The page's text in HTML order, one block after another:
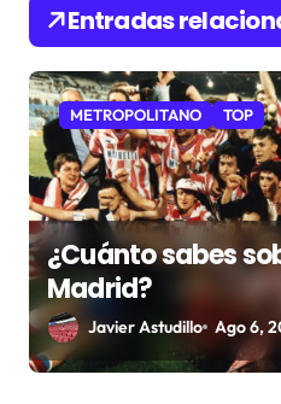
d
e
e
n
t
r
a
d
a
s
Entradas
METROPOLITANO TOP
¿Cuánto sabes
Madrid?
Javier Astudillo Ago 6,